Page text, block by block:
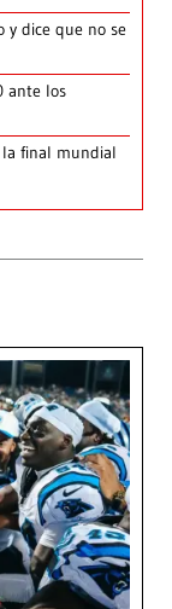
y dice que no se
ante los
la final mundial